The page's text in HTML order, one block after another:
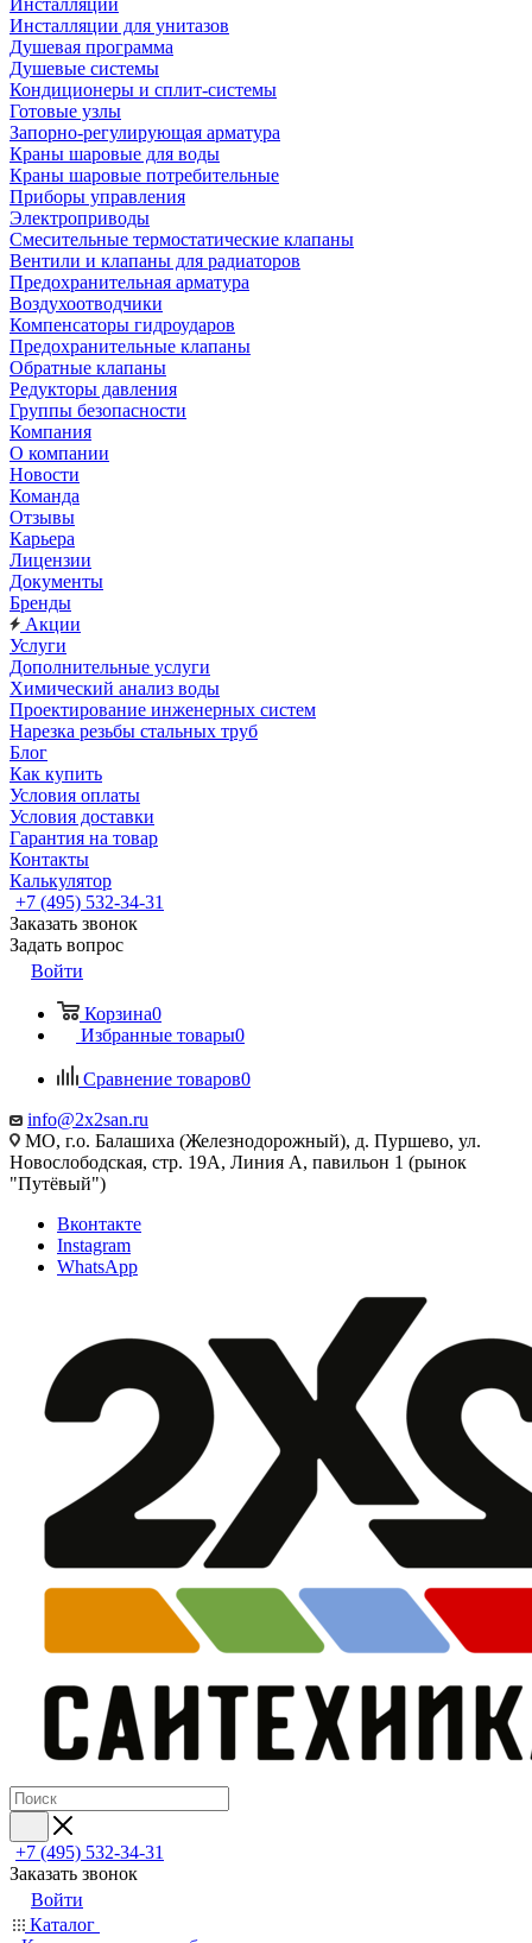
Инсталляции
Инсталляции для унитазов
Душевая программа
Душевые системы
Кондиционеры и сплит-системы
Готовые узлы
Запорно-регулирующая арматура
Краны шаровые для воды
Краны шаровые потребительные
Приборы управления
Электроприводы
Смесительные термостатические клапаны
Вентили и клапаны для радиаторов
Предохранительная арматура
Воздухоотводчики
Компенсаторы гидроударов
Предохранительные клапаны
Обратные клапаны
Редукторы давления
Группы безопасности
Компания
О компании
Новости
Команда
Отзывы
Карьера
Лицензии
Документы
Бренды
Акции
Услуги
Дополнительные услуги
Химический анализ воды
Проектирование инженерных систем
Нарезка резьбы стальных труб
Блог
Как купить
Условия оплаты
Условия доставки
Гарантия на товар
Контакты
Калькулятор
+7 (495) 532‑34‑31
Заказать звонок
Задать вопрос
Войти
Корзина0
Избранные товары0
Сравнение товаров0
info@2x2san.ru
МО, г.о. Балашиха (Железнодорожный), д. Пуршево, ул.
Новослободская, стр. 19А, Линия А, павильон 1 (рынок
"Путёвый")
Вконтакте
Instagram
WhatsApp
+7 (495) 532‑34‑31
Заказать звонок
Войти
Каталог